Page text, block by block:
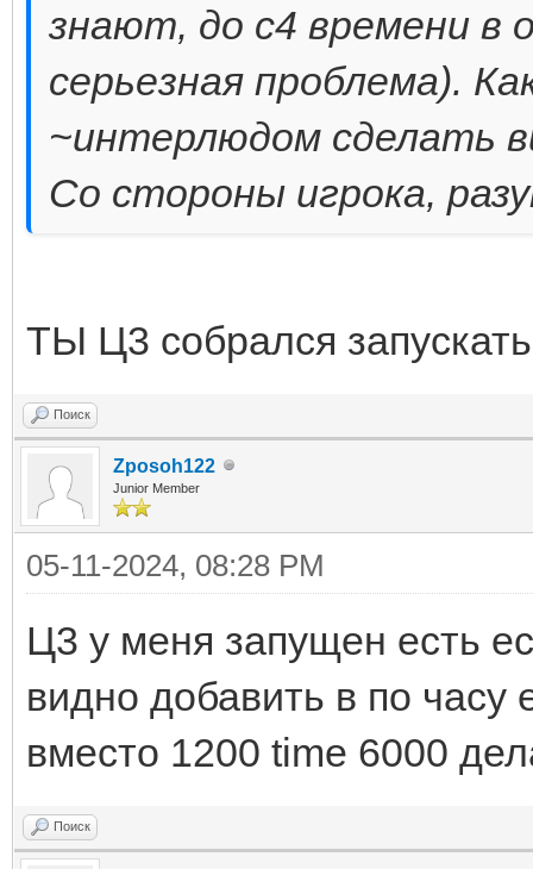
знают, до с4 времени в
серьезная проблема).
~интерлюдом сделать
Со стороны игрока,
ТЫ Ц3 собрался
Поиск
Zposoh122
Junior Member
05-11-2024, 08:28 PM
Ц3 у меня запущен есть
видно добавить в по часу
вместо 1200 time 6000
Поиск